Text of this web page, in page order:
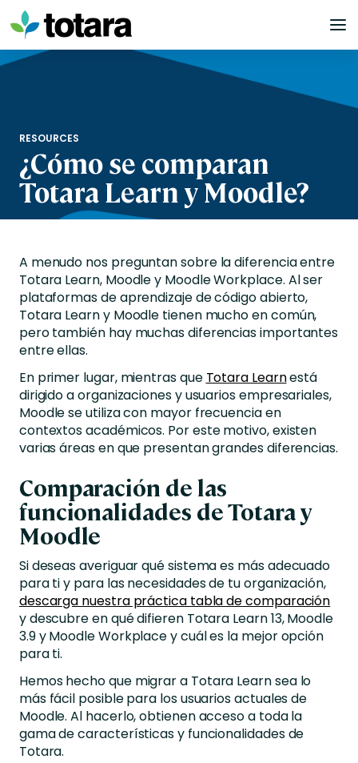
Skip
to
content
RESOURCES
¿Cómo se comparan
Totara Learn y Moodle?
A menudo nos preguntan sobre la diferencia entre
Totara Learn, Moodle y Moodle Workplace. Al ser
plataformas de aprendizaje de código abierto,
Totara Learn y Moodle tienen mucho en común,
pero también hay muchas diferencias importantes
entre ellas.
En primer lugar, mientras que Totara Learnestá
dirigido a organizaciones y usuarios empresariales,
Moodle se utiliza con mayor frecuencia en
contextos académicos. Por este motivo, existen
varias áreas en que presentan grandes diferencias.
Comparación de las
funcionalidades de Totara y
Moodle
Si deseas averiguar qué sistema es más adecuado
para ti y para las necesidades de tu organización,
descarga nuestra práctica tabla de comparación
y descubre en qué difieren Totara Learn 13, Moodle
3.9 y Moodle Workplace y cuál es la mejor opción
para ti.
Hemos hecho que migrar a Totara Learn sea lo
más fácil posible para los usuarios actuales de
Moodle. Al hacerlo, obtienen acceso a toda la
gama de características y funcionalidades de
Totara.